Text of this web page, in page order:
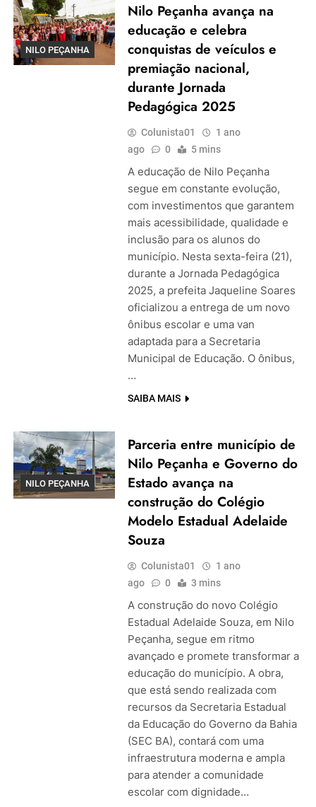
NILO PEÇANHA
Nilo Peçanha avança na
educação e celebra
conquistas de veículos e
premiação nacional,
durante Jornada
Pedagógica 2025
Colunista01
1 ano
ago
0 5 mins
A educação de Nilo Peçanha
segue em constante evolução,
com investimentos que garantem
mais acessibilidade, qualidade e
inclusão para os alunos do
município. Nesta sexta-feira (21),
durante a Jornada Pedagógica
2025, a prefeita Jaqueline Soares
oficializou a entrega de um novo
ônibus escolar e uma van
adaptada para a Secretaria
Municipal de Educação. O ônibus,
…
SAIBA MAIS
NILO PEÇANHA
Parceria entre município de
Nilo Peçanha e Governo do
Estado avança na
construção do Colégio
Modelo Estadual Adelaide
Souza
Colunista01
1 ano
ago
0 3 mins
A construção do novo Colégio
Estadual Adelaide Souza, em Nilo
Peçanha, segue em ritmo
avançado e promete transformar a
educação do município. A obra,
que está sendo realizada com
recursos da Secretaria Estadual
da Educação do Governo da Bahia
(SEC BA), contará com uma
infraestrutura moderna e ampla
para atender a comunidade
escolar com dignidade…